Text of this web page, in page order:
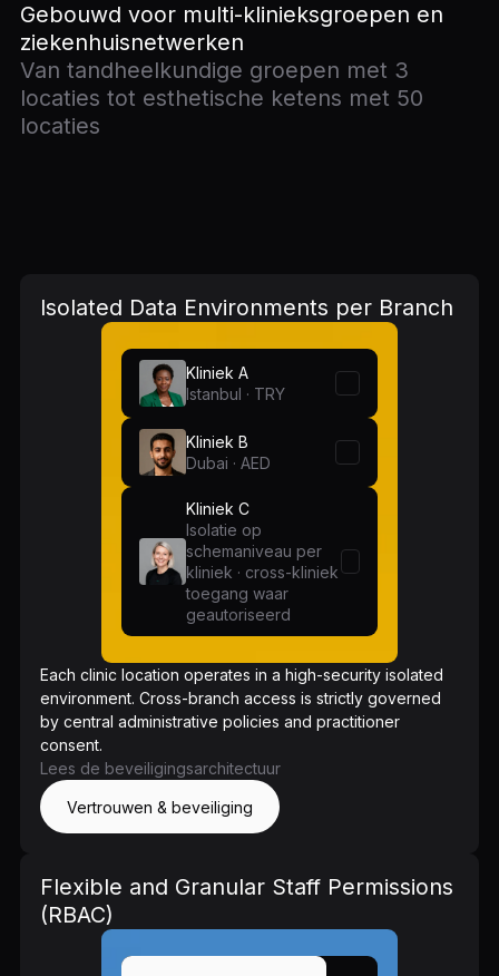
Gebouwd voor multi-klinieksgroepen en
ziekenhuisnetwerken
Van tandheelkundige groepen met 3
locaties tot esthetische ketens met 50
locaties
Isolated Data Environments per Branch
Kliniek A
Istanbul · TRY
Kliniek B
Dubai · AED
Kliniek C
Isolatie op
schemaniveau per
kliniek · cross-kliniek
toegang waar
geautoriseerd
Each clinic location operates in a high-security isolated
environment. Cross-branch access is strictly governed
by central administrative policies and practitioner
consent.
Lees de beveiligingsarchitectuur
Vertrouwen & beveiliging
Flexible and Granular Staff Permissions
(RBAC)